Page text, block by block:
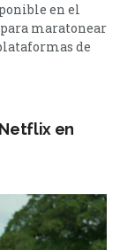
en el
maratonear
de
gustos: desde
de...
en